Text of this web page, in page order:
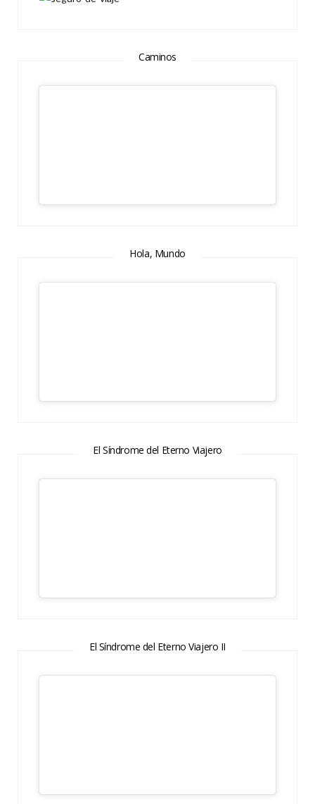
Caminos
Hola, Mundo
El Síndrome del Eterno Viajero
El Síndrome del Eterno Viajero II